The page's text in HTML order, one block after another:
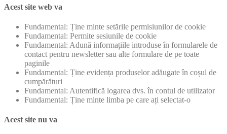
Acest site web va
Fundamental: Ține minte setările permisiunilor de cookie
Fundamental: Permite sesiunile de cookie
Fundamental: Adună informațiile introduse în formularele de
contact pentru newsletter sau alte formulare de pe toate
paginile
Fundamental: Ține evidența produselor adăugate în coșul de
cumpărături
Fundamental: Autentifică logarea dvs. în contul de utilizator
Fundamental: Ține minte limba pe care ați selectat-o
Acest site nu va